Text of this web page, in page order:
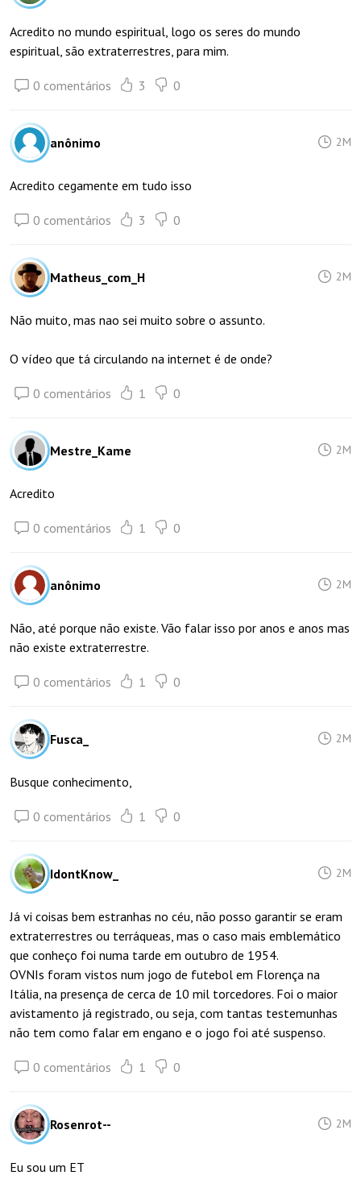
Acredito no mundo espiritual, logo os seres do mundo
espiritual, são extraterrestres, para mim.
0 comentários 3 0
anônimo 2M
Acredito cegamente em tudo isso
0 comentários 3 0
Matheus_com_H 2M
Não muito, mas nao sei muito sobre o assunto.
O vídeo que tá circulando na internet é de onde?
0 comentários 1 0
Mestre_Kame 2M
Acredito
0 comentários 1 0
anônimo 2M
Não, até porque não existe. Vão falar isso por anos e anos mas
não existe extraterrestre.
0 comentários 1 0
Fusca_ 2M
Busque conhecimento,
0 comentários 1 0
IdontKnow_ 2M
Já vi coisas bem estranhas no céu, não posso garantir se eram
extraterrestres ou terráqueas, mas o caso mais emblemático
que conheço foi numa tarde em outubro de 1954.
OVNIs foram vistos num jogo de futebol em Florença na
Itália, na presença de cerca de 10 mil torcedores. Foi o maior
avistamento já registrado, ou seja, com tantas testemunhas
não tem como falar em engano e o jogo foi até suspenso.
0 comentários 1 0
Rosenrot-- 2M
Eu sou um ET